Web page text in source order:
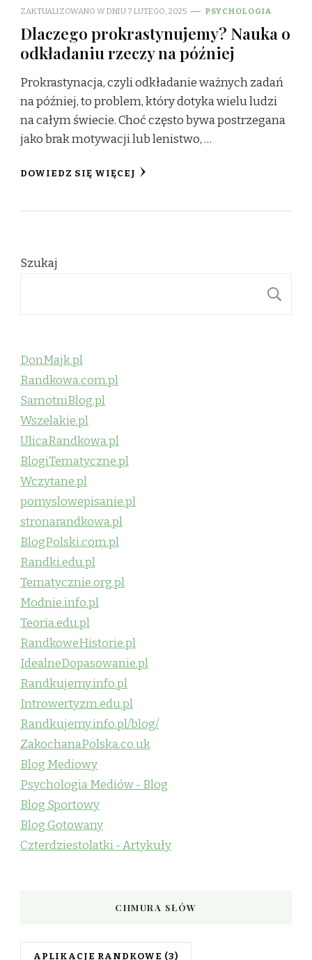
ZAKTUALIZOWANO W DNIU 7 LUTEGO, 2025 PSYCHOLOGIA
Dlaczego prokrastynujemy? Nauka o
odkładaniu rzeczy na później
Prokrastynacja, czyli odkładanie ważnych zadań
na później, to problem, który dotyka wielu ludzi
na całym świecie. Choć często bywa postrzegana
jako brak motywacji lub lenistwo, …
DOWIEDZ SIĘ WIĘCEJ
Szukaj
DonMajk.pl
Randkowa.com.pl
SamotniBlog.pl
Wszelakie.pl
UlicaRandkowa.pl
BlogiTematyczne.pl
Wczytane.pl
pomyslowepisanie.pl
stronarandkowa.pl
BlogPolski.com.pl
Randki.edu.pl
Tematycznie.org.pl
Modnie.info.pl
Teoria.edu.pl
RandkoweHistorie.pl
IdealneDopasowanie.pl
Randkujemy.info.pl
Introwertyzm.edu.pl
Randkujemy.info.pl/blog/
ZakochanaPolska.co.uk
Blog Mediowy
Psychologia Mediów - Blog
Blog Sportowy
Blog Gotowany
Czterdziestolatki - Artykuły
CHMURA SŁÓW
APLIKACJE RANDKOWE (3)